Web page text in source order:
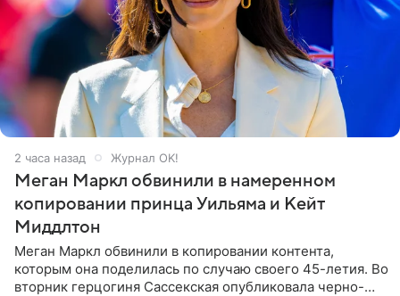
2 часа назад Журнал OK!
Меган Маркл обвинили в намеренном
копировании принца Уильяма и Кейт
Миддлтон
Меган Маркл обвинили в копировании контента,
которым она поделилась по случаю своего 45-летия. Во
вторник герцогиня Сассекская опубликовала черно-